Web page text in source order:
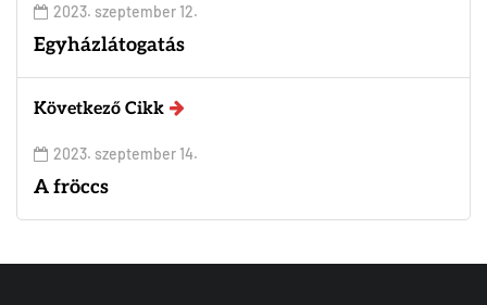
2023. szeptember 12.
Egyházlátogatás
Következő Cikk
2023. szeptember 14.
A fröccs